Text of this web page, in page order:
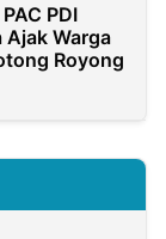
PDI
Ajak Warga
Royong